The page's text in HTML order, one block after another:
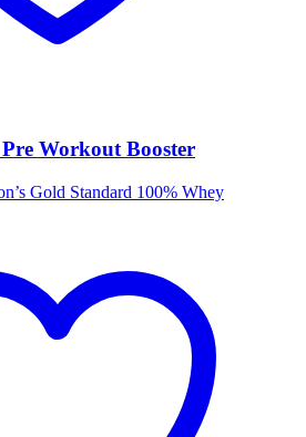
Workout Booster